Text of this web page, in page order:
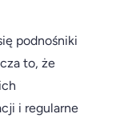
podnośniki
to, że
i regularne